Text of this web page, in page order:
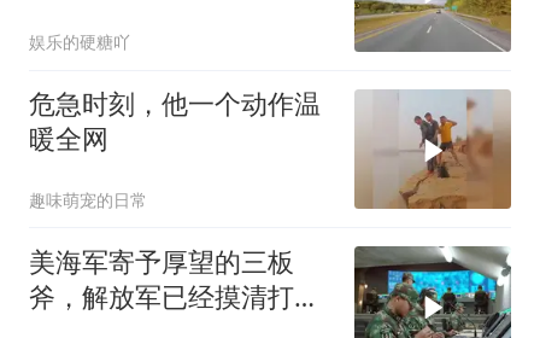
娱乐的硬糖吖
危急时刻，他一个动作温
暖全网
趣味萌宠的日常
美海军寄予厚望的三板
斧，解放军已经摸清打